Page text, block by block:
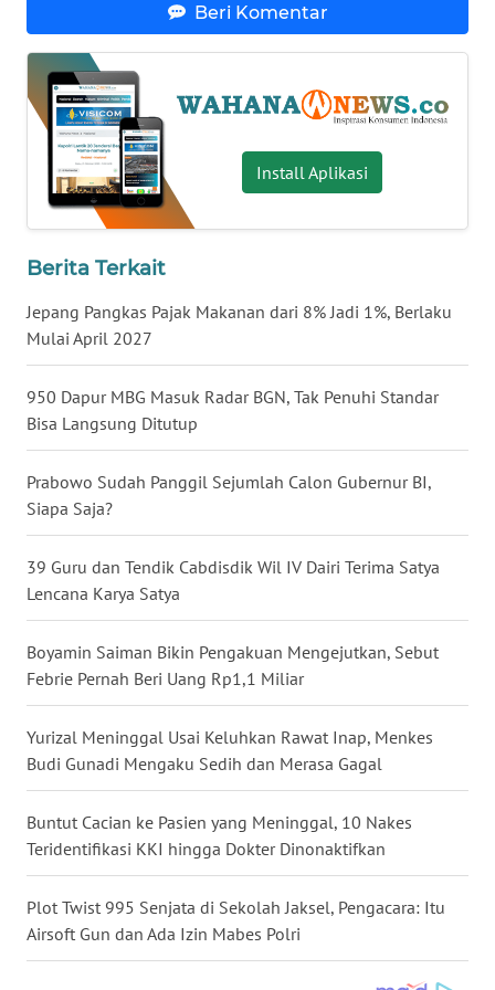
Beri Komentar
Install Aplikasi
Berita Terkait
Jepang Pangkas Pajak Makanan dari 8% Jadi 1%, Berlaku
Mulai April 2027
950 Dapur MBG Masuk Radar BGN, Tak Penuhi Standar
Bisa Langsung Ditutup
Prabowo Sudah Panggil Sejumlah Calon Gubernur BI,
Siapa Saja?
39 Guru dan Tendik Cabdisdik Wil IV Dairi Terima Satya
Lencana Karya Satya
Boyamin Saiman Bikin Pengakuan Mengejutkan, Sebut
Febrie Pernah Beri Uang Rp1,1 Miliar
Yurizal Meninggal Usai Keluhkan Rawat Inap, Menkes
Budi Gunadi Mengaku Sedih dan Merasa Gagal
Buntut Cacian ke Pasien yang Meninggal, 10 Nakes
Teridentifikasi KKI hingga Dokter Dinonaktifkan
Plot Twist 995 Senjata di Sekolah Jaksel, Pengacara: Itu
Airsoft Gun dan Ada Izin Mabes Polri
WN
BABEL
WN
SUMBAR
WN
SUMSEL
WN
WN
WN
JOGJA
WN
JATIM
WN
BALI
WN
KALBAR
WN